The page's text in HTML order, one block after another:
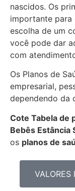
nascidos. Os
importante para
escolha de um
você pode dar
com
Os Planos de
empresarial,
dependendo da
Cote Tabela de
Bebês Estância
os planos de
VALORES